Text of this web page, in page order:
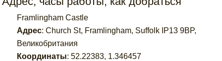
Framlingham Castle
Адрес:Church St, Framlingham, Suffolk IP13 9BP,
Великобритания
Координаты: 52.22383, 1.346457